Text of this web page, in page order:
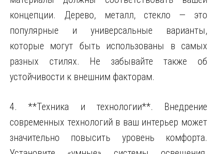
концепции. Дерево, металл, стекло — это
популярные и универсальные варианты,
которые могут быть использованы в самых
разных стилях. Не забывайте также об
устойчивости к внешним факторам.
4. **Техника и технологии**. Внедрение
современных технологий в ваш интерьер может
значительно повысить уровень комфорта.